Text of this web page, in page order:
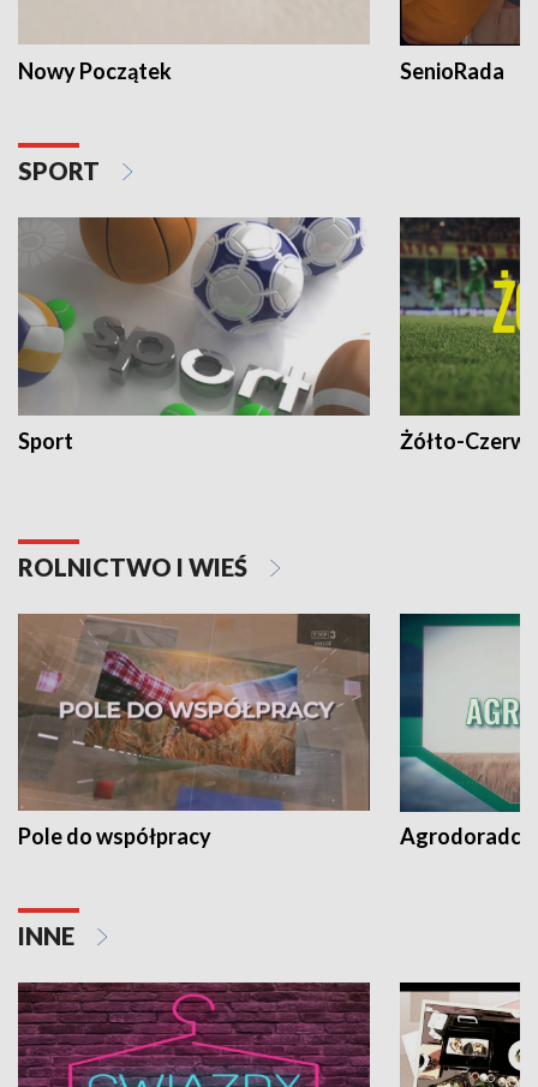
Nowy Początek SenioRada
SPORT
Sport Żółto-
ROLNICTWO I WIEŚ
Pole do współpracy Agrodoradcy
INNE